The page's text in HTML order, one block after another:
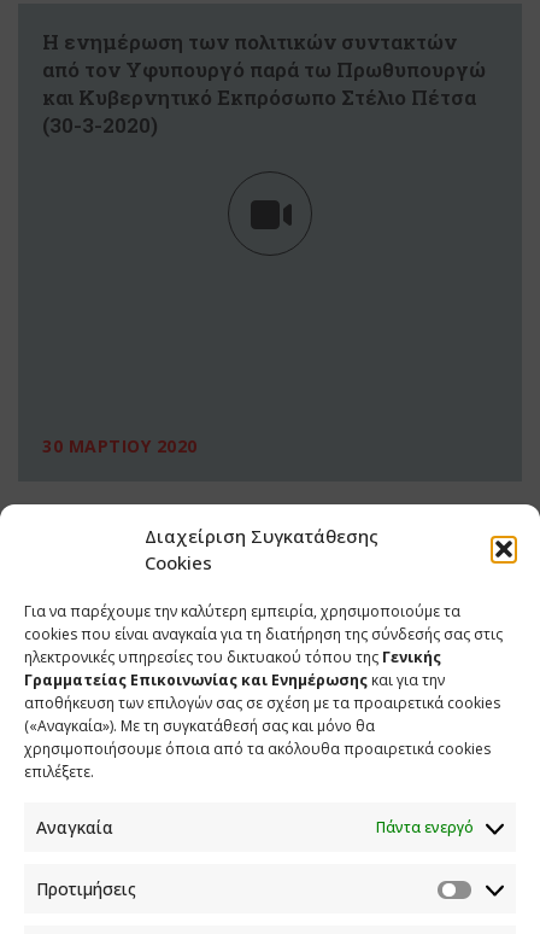
Διαχείριση Συγκατάθεσης
Cookies
Για να παρέχουμε την καλύτερη εμπειρία, χρησιμοποιούμε τα
cookies που είναι αναγκαία για τη διατήρηση της σύνδεσής σας στις
ηλεκτρονικές υπηρεσίες του δικτυακού τόπου της Γενικής
Γραμματείας Επικοινωνίας και Ενημέρωσης και για την
αποθήκευση των επιλογών σας σε σχέση με τα προαιρετικά cookies
(«Αναγκαία»). Με τη συγκατάθεσή σας και μόνο θα
χρησιμοποιήσουμε όποια από τα ακόλουθα προαιρετικά cookies
επιλέξετε.
Αναγκαία Πάντα ενεργό
Προτιμήσεις
Η ενημέρωση των πολιτικών συντακτών
από τον Υφυπουργό παρά τω Πρωθυπουργώ
και Κυβερνητικό Εκπρόσωπο Στέλιο Πέτσα
(30-3-2020)
30 ΜΑΡΤΙΟΥ 2020
ΕΠΙΚΟΙΝΩΝΙΑ
Φραγκούδη 11 & Αλεξάνδρου Πάντου
info.media@media.gov.gr